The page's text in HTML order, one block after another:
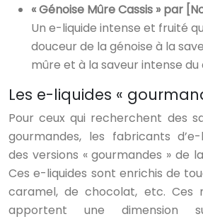
« Génoise Mûre Cassis » par
Un e-liquide intense et fruité
douceur de la génoise à la
mûre et à la saveur intense du
Les e-liquides «
Pour ceux qui recherchent des
gourmandes, les fabricants
des versions « gourmandes » de
Ces e-liquides sont enrichis de
caramel, de chocolat, etc. Ces
apportent une dimension